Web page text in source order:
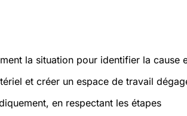
la situation pour identifier la cause
et créer un espace de travail
en respectant les étapes